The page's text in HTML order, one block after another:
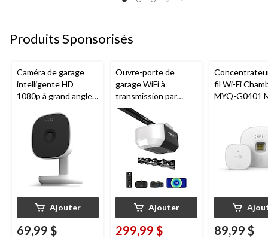
Produits Sponsorisés
Caméra de garage
intelligente HD
1080p à grand angle
nocturne, résistante
aux intempéries
Ajouter
69,99 $
Ouvre-porte de
garage WiFi à
transmission par
chaîne de 1/2 HP
Chamberlain
Ajouter
299,99 $
fil Wi-Fi
MYQ-G0401
89,99 $